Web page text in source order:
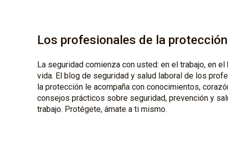
Los profesionales de la protección
La seguridad comienza con usted: en el trabajo, en el
vida. El blog de seguridad y salud laboral de los
la protección le acompaña con conocimientos,
consejos prácticos sobre seguridad, prevención y
trabajo. Protégete, ámate a ti mismo.